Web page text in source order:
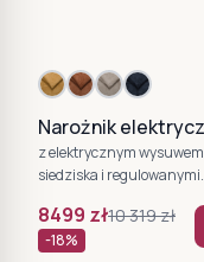
z elektrycznym wysuwem
siedziska i regulowanymi
8499 zł10 319zł
-18%